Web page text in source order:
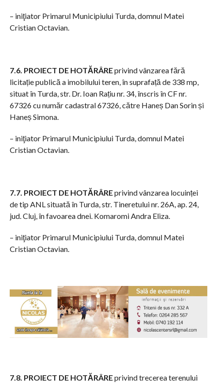
– iniţiator Primarul Municipiului Turda, domnul Matei
Cristian Octavian.
7.6. PROIECT DE HOTĂRÂREprivind vânzarea fără
licitație publică a imobilului teren, în suprafață de 338 mp,
situat în Turda, str. Dr. Ioan Rațiu nr. 34, înscris în CF nr.
67326 cu număr cadastral 67326, către Haneș Dan Sorin și
Haneș Simona.
– iniţiator Primarul Municipiului Turda, domnul Matei
Cristian Octavian.
7.7. PROIECT DE HOTĂRÂREprivind vânzarea locuinței
de tip ANL situată în Turda, str. Tineretului nr. 26A, ap. 24,
jud. Cluj, în favoarea dnei. Komaromi Andra Eliza.
– iniţiator Primarul Municipiului Turda, domnul Matei
Cristian Octavian.
7.8. PROIECT DE HOTĂRÂREprivind trecerea terenului